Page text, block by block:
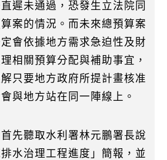
遲未通過，恐發生立法院同
案的情況。而未來總預算案
會依據地方需求急迫性及財
相關預算分配與補助事宜，
只要地方政府所提計畫核准
與地方站在同一陣線上。
先聽取水利署林元鵬署長說
水治理工程進度」簡報，並